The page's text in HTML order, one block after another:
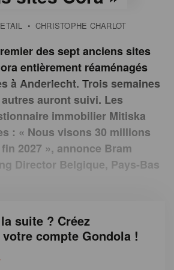
• CHRISTOPHE CHARLOT
des sept anciens sites
entièrement réaménagés
à Anderlecht. Trois semaines
auront suivi. Les
immobilier Mitiska
: « Nous visons 30 millions
2027 », annonce Bram
Director Belgique, Pays-Bas
suite ? Créez
compte Gondola !